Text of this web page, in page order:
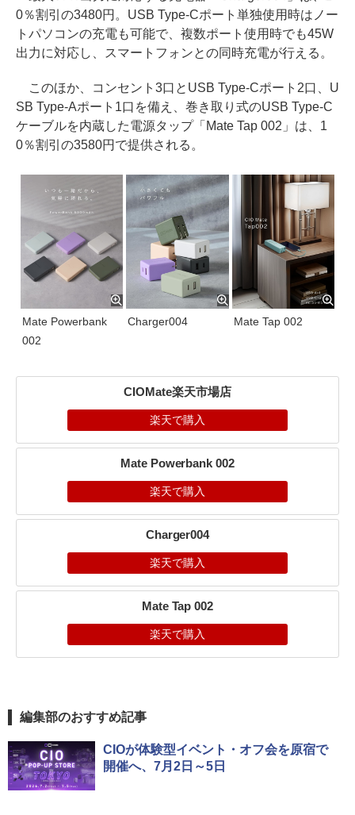
0％割引の3480円。USB Type-Cポート単独使用時はノー
トパソコンの充電も可能で、複数ポート使用時でも45W
出力に対応し、スマートフォンとの同時充電が行える。
このほか、コンセント3口とUSB Type-Cポート2口、U
SB Type-Aポート1口を備え、巻き取り式のUSB Type-C
ケーブルを内蔵した電源タップ「Mate Tap 002」は、1
0％割引の3580円で提供される。
Mate Powerbank
002
Charger004 Mate Tap 002
CIOMate楽天市場店
楽天で購入
Mate Powerbank 002
楽天で購入
Charger004
楽天で購入
Mate Tap 002
楽天で購入
編集部のおすすめ記事
CIOが体験型イベント・オフ会を原宿で
開催へ、7月2日～5日